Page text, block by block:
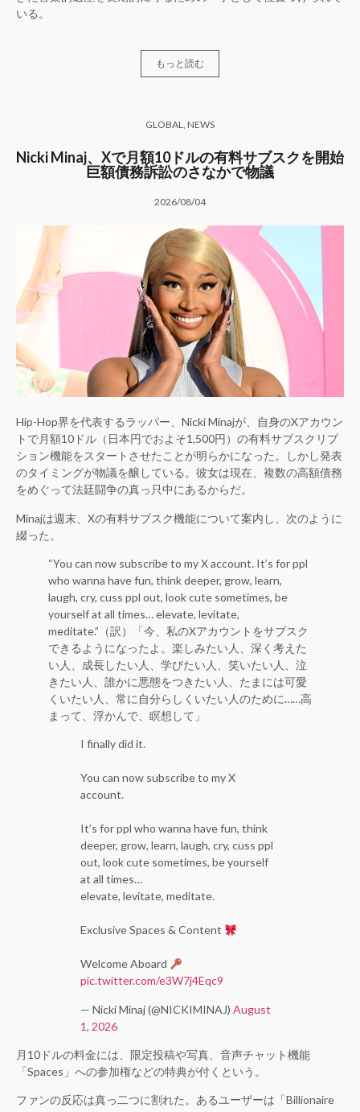
いる。
もっと読む
GLOBAL NEWS
Nicki Minaj、Xで月額10ドルの有料サブスクを開始
巨額債務訴訟のさなかで物議
2026/08/04
Hip-Hop界を代表するラッパー、Nicki Minajが、自身のXアカウン
トで月額10ドル（日本円でおよそ1,500円）の有料サブスクリプ
ション機能をスタートさせたことが明らかになった。しかし発表
のタイミングが物議を醸している。彼女は現在、複数の高額債務
をめぐって法廷闘争の真っ只中にあるからだ。
Minajは週末、Xの有料サブスク機能について案内し、次のように
綴った。
“You can now subscribe to my X account. It’s for ppl
who wanna have fun, think deeper, grow, learn,
laugh, cry, cuss ppl out, look cute sometimes, be
yourself at all times… elevate, levitate,
meditate.”（訳）「今、私のXアカウントをサブスク
できるようになったよ。楽しみたい人、深く考えた
い人、成長したい人、学びたい人、笑いたい人、泣
きたい人、誰かに悪態をつきたい人、たまには可愛
くいたい人、常に自分らしくいたい人のために……高
まって、浮かんで、瞑想して」
I finally did it.
You can now subscribe to my X
account.
It’s for ppl who wanna have fun, think
deeper, grow, learn, laugh, cry, cuss ppl
out, look cute sometimes, be yourself
at all times…
elevate, levitate, meditate.
Exclusive Spaces & Content
Welcome Aboard
pic.twitter.com/e3W7j4Eqc9
— Nicki Minaj (@NICKIMINAJ) August
1, 2026
月10ドルの料金には、限定投稿や写真、音声チャット機能
「Spaces」への参加権などの特典が付くという。
ファンの反応は真っ二つに割れた。あるユーザーは「Billionaire